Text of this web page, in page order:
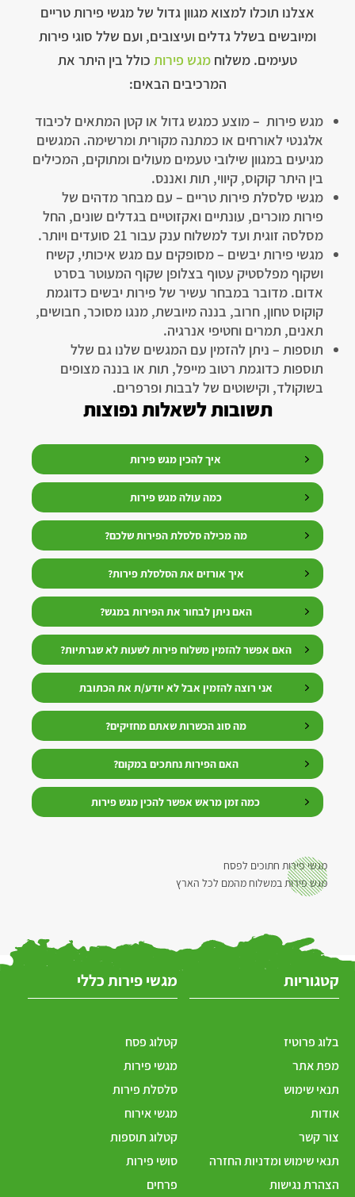
אצלנו תוכלו למצוא מגוון גדול של מגשי פירות טריים
ומיובשים בשלל גדלים ועיצובים, ועם שלל סוגי פירות
טעימים. משלוח מגש פירות כולל בין היתר את
המרכיבים הבאים:
מגש פירות – מוצע כמגש גדול או קטן המתאים לכיבוד
אלגנטי לאורחים או כמתנה מקורית ומרשימה. המגשים
מגיעים במגוון שילובי טעמים מעולים ומתוקים, המכילים
בין היתר קוקוס, קיווי, תות ואננס.
מגשי סלסלת פירות טריים – עם מבחר מדהים של
פירות מוכרים, עונתיים ואקזוטיים בגדלים שונים, החל
מסלסה זוגית ועד למשלוח ענק עבור 21 סועדים ויותר.
מגשי פירות יבשים – מסופקים עם מגש איכותי, קשיח
ושקוף מפלסטיק עטוף בצלופן שקוף המעוטר בסרט
אדום. מדובר במבחר עשיר של פירות יבשים כדוגמת
קוקוס טחון, חרוב, בננה מיובשת, מנגו מסוכר, חבושים,
תאנים, תמרים וחטיפי אנרגיה.
תוספות – ניתן להזמין עם המגשים שלנו גם שלל
תוספות כדוגמת רטוב מייפל, תות או בננה מצופים
בשוקולד, וקישוטים של לבבות ופרפרים.
תשובות לשאלות נפוצות
איך להכין מגש פירות
כמה עולה מגש פירות
מה מכילה סלסלת הפירות שלכם?
איך אורזים את הסלסלת פירות?
האם ניתן לבחור את הפירות במגש?
האם אפשר להזמין משלוח פירות לשעות לא שגרתיות?
אני רוצה להזמין אבל לא יודע/ת את הכתובת
מה סוג הכשרות שאתם מחזיקים?
האם הפירות נחתכים במקום?
כמה זמן מראש אפשר להכין מגש פירות
מגשי פירות חתוכים לפסח
מגש פירות במשלוח מהמם לכל הארץ
קטגוריות
בלוג פרוטיז
מפת אתר
תנאי שימוש
אודות
צור קשר
תנאי שימוש ומדניות החזרה
הצהרת נגישות
מגשי פירות כללי
קטלוג פסח
מגשי פירות
סלסלת פירות
מגשי אירוח
קטלוג תוספות
סושי פירות
פרחים